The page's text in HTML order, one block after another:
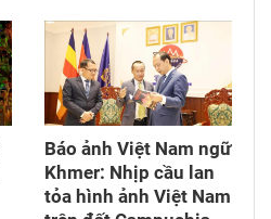
Báo ảnh Việt Nam ngữ
Khmer: Nhịp cầu lan
tỏa hình ảnh Việt Nam